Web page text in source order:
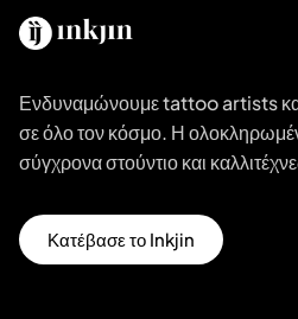
Ενδυναμώνουμε tattoo artists και
σε όλο τον κόσμο. Η
σύγχρονα στούντιο και
Κατέβασε το Inkjin